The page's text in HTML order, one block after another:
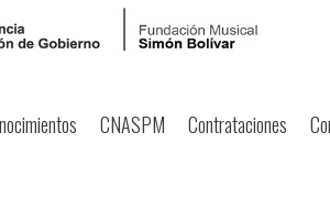
CNASPM Contrataciones